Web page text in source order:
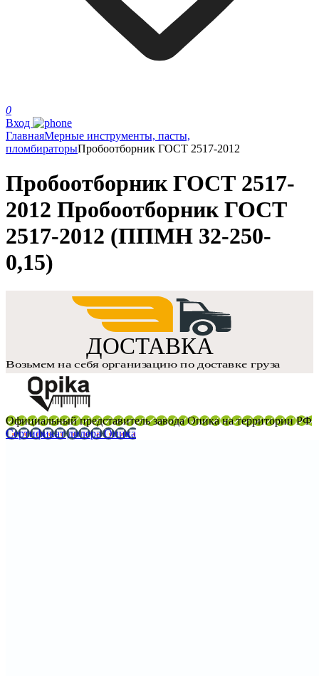
0
Вход
ГлавнаяМерные инструменты, пасты,
пломбираторыПробоотборник ГОСТ 2517-2012
Пробоотборник ГОСТ 2517-
2012 Пробоотборник ГОСТ
2517-2012 (ППМН 32-250-
0,15)
Официальный представитель завода Опика на территории РФ
Сертификат дилера Опика